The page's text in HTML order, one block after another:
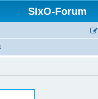
SIxO-Forum